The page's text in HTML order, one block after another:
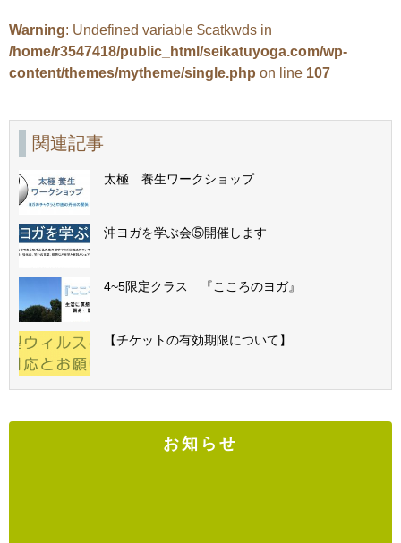
Warning: Undefined variable $catkwds in
/home/r3547418/public_html/seikatuyoga.com/wp-
content/themes/mytheme/single.php on line 107
関連記事
太極 養生ワークショップ
沖ヨガを学ぶ会⑤開催します
4~5限定クラス 『こころのヨガ』
【チケットの有効期限について】
お知らせ